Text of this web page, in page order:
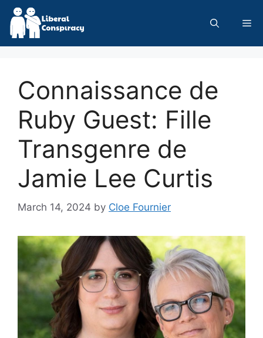
Skip
content
Connaissance de
Ruby Guest: Fille
Transgenre de
Jamie Lee Curtis
March 14, 2024 by Cloe Fournier